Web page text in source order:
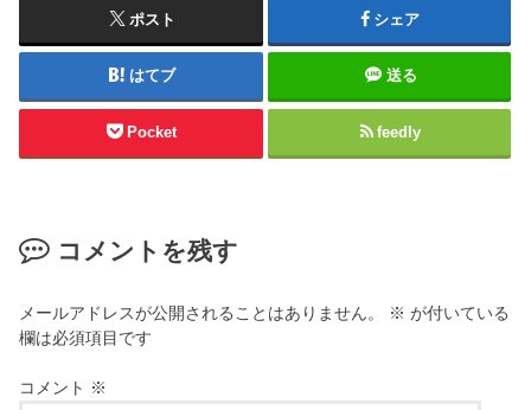
ポスト シェア
はてブ 送る
Pocket feedly
コメントを残す
メールアドレスが公開されることはありません。 ※ が付いている
欄は必須項目です
コメント ※